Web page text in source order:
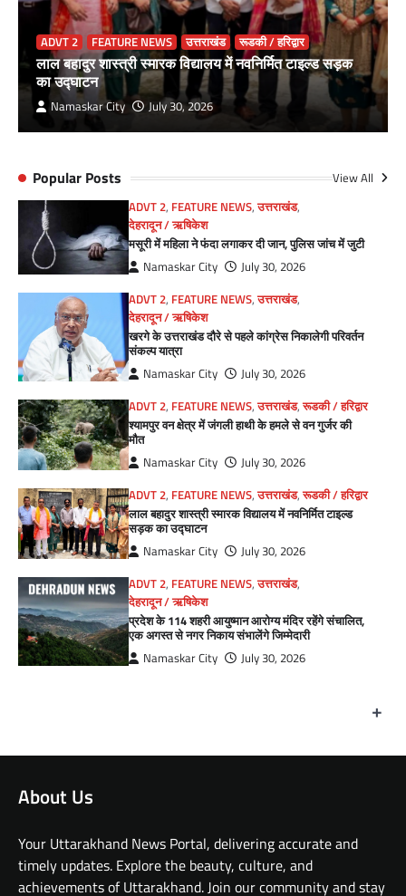
ADVT 2 FEATURE NEWS उत्तराखंड रूडकी / हरिद्वार
लाल बहादुर शास्त्री स्मारक विद्यालय में नवनिर्मित टाइल्ड सड़क
का उद्घाटन
Namaskar City July 30, 2026
Popular Posts View All
ADVT 2, FEATURE NEWS,उत्तराखंड,
देहरादून / ऋषिकेश
मसूरी में महिला ने फंदा लगाकर दी जान, पुलिस जांच में जुटी
Namaskar City
July 30, 2026
ADVT 2, FEATURE NEWS,उत्तराखंड,
देहरादून / ऋषिकेश
खरगे के उत्तराखंड दौरे से पहले कांग्रेस निकालेगी परिवर्तन
संकल्प यात्रा
Namaskar City
July 30, 2026
ADVT 2, FEATURE NEWS,उत्तराखंड,रूडकी / हरिद्वार
श्यामपुर वन क्षेत्र में जंगली हाथी के हमले से वन गुर्जर की
मौत
Namaskar City
July 30, 2026
ADVT 2, FEATURE NEWS,उत्तराखंड,रूडकी / हरिद्वार
लाल बहादुर शास्त्री स्मारक विद्यालय में नवनिर्मित टाइल्ड
सड़क का उद्घाटन
Namaskar City
July 30, 2026
ADVT 2, FEATURE NEWS,उत्तराखंड,
देहरादून / ऋषिकेश
प्रदेश के 114 शहरी आयुष्मान आरोग्य मंदिर रहेंगे संचालित,
एक अगस्त से नगर निकाय संभालेंगे जिम्मेदारी
Namaskar City July 30, 2026
+
About Us
Your Uttarakhand News Portal, delivering accurate and
timely updates. Explore the beauty, culture, and
achievements of Uttarakhand. Join our community and stay